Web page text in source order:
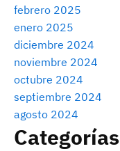
febrero 2025
enero 2025
diciembre 2024
noviembre 2024
octubre 2024
septiembre 2024
agosto 2024
Categorías